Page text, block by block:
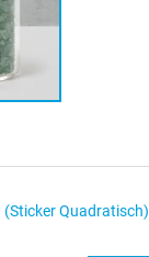
(Sticker Quadratisch)